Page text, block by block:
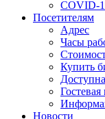
COVID-
Посетителям
Адрес
Часы
Купить
Гостевая
Новости